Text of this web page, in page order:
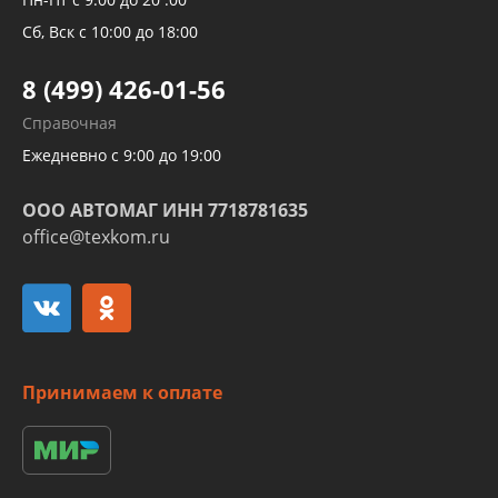
Трубок кондиционеров
Развертка пайка медных стальных
алюминиевых трубок и штуцеров
Сб, Вск с 10:00 до 18:00
8 (499) 426-01-56
Справочная
Ежедневно с 9:00 до 19:00
ООО АВТОМАГ ИНН 7718781635
office@texkom.ru
Принимаем к оплате